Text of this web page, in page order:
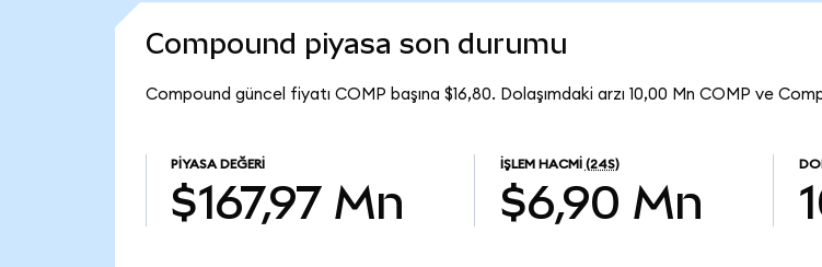
Compound piyasa son durumu
Compound güncel fiyatı COMP başına $16,80. Dolaşımdaki arzı 10,00 Mn COMP ve
PIYASA DEĞERI
$167,97 Mn
İŞLEM HACMI (24S)
$6,90 Mn